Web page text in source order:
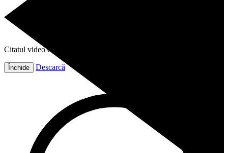
Citatul video este gata!
Închide Descarcă